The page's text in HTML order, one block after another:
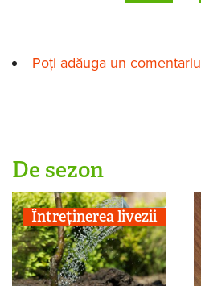
Poți adăuga un comentariu
De sezon
Întreținerea livezii